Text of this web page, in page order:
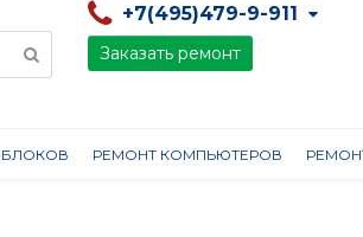
+7(495)479-9-911
Заказать ремонт
РЕМОНТ КОМПЬЮТЕРОВ